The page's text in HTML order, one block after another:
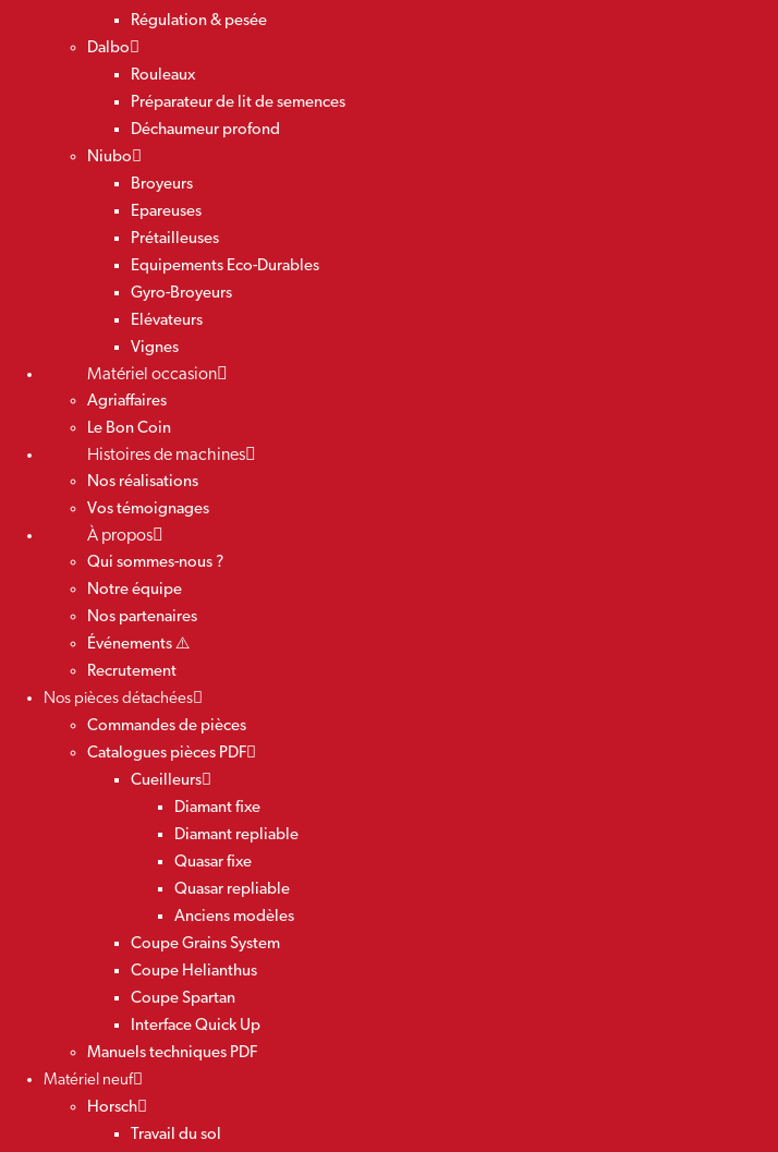
Régulation & pesée
Dalbo
Rouleaux
Préparateur de lit de semences
Déchaumeur profond
Niubo
Broyeurs
Epareuses
Prétailleuses
Equipements Eco-Durables
Gyro-Broyeurs
Elévateurs
Vignes
Matériel occasion
Agriaffaires
Le Bon Coin
Histoires de machines
Nos réalisations
Vos témoignages
À propos
Qui sommes-nous ?
Notre équipe
Nos partenaires
Événements ⚠️
Recrutement
Nos pièces détachées
Commandes de pièces
Catalogues pièces PDF
Cueilleurs
Diamant fixe
Diamant repliable
Quasar fixe
Quasar repliable
Anciens modèles
Coupe Grains System
Coupe Helianthus
Coupe Spartan
Interface Quick Up
Manuels techniques PDF
Matériel neuf
Horsch
Travail du sol